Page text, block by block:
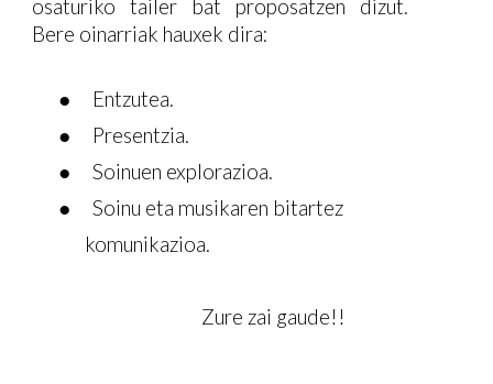
osaturiko tailer bat proposatzen dizut.
Bere oinarriak hauxek dira:
● Entzutea.
● Presentzia.
● Soinuen explorazioa.
● Soinu eta musikaren bitartez
komunikazioa.
Zure zai gaude!!